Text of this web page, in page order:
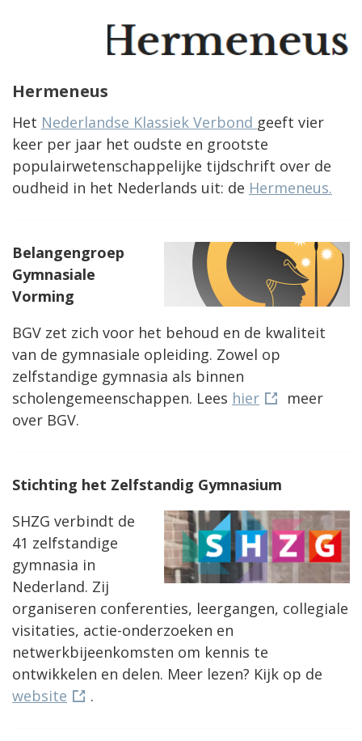
Hermeneus
Het Nederlandse Klassiek Verbond geeft vier
keer per jaar het oudste en grootste
populairwetenschappelijke tijdschrift over de
oudheid in het Nederlands uit: de Hermeneus.
Belangengroep
Gymnasiale
Vorming
BGV zet zich voor het behoud en de kwaliteit
van de gymnasiale opleiding. Zowel op
zelfstandige gymnasia als binnen
scholengemeenschappen. Lees hier
meer
over BGV.
Stichting het Zelfstandig Gymnasium
SHZG verbindt de
41 zelfstandige
gymnasia in
Nederland. Zij
organiseren conferenties, leergangen, collegiale
visitaties, actie-onderzoeken en
netwerkbijeenkomsten om kennis te
ontwikkelen en delen. Meer lezen? Kijk op de
website
.